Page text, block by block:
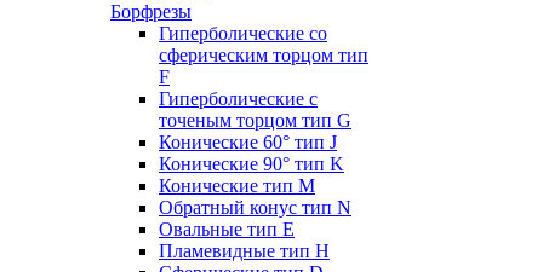
Борфрезы
Гиперболические cо
сферическим торцом тип
F
Гиперболические с
точеным торцом тип G
Конические 60° тип J
Конические 90° тип K
Конические тип M
Обратный конус тип N
Овальные тип E
Пламевидные тип H